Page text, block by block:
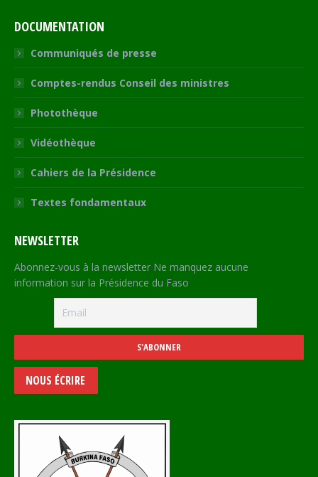
DOCUMENTATION
Communiqués de presse
Comptes-rendus Conseil des ministres
Photothèque
Vidéothèque
Cahiers de la Présidence
Textes fondamentaux
NEWSLETTER
Abonnez-vous à la newsletter Ne manquez aucune
information sur la Présidence du Faso
NOUS ÉCRIRE